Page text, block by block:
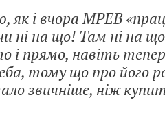
як і вчора МРЕВ
ні на що! Там ні на
і прямо, навіть
тому що про його
звичніше, ніж